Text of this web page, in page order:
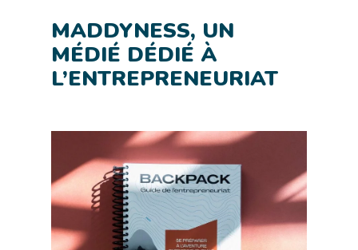
MADDYNESS, UN
MÉDIÉ DÉDIÉ À
L’ENTREPRENEURIAT